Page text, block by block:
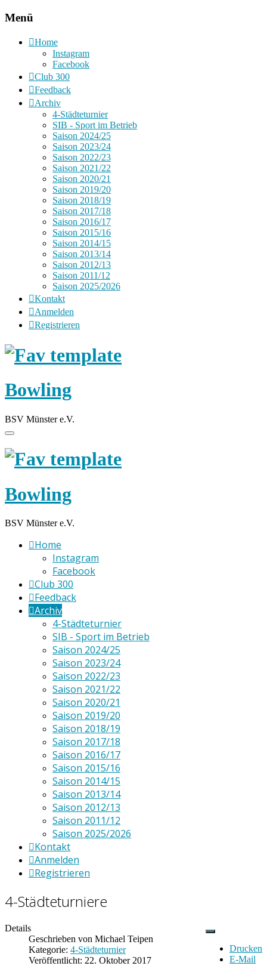
Menü
Home
Instagram
Facebook
Club 300
Feedback
Archiv
4-Städteturnier
SIB - Sport im Betrieb
Saison 2024/25
Saison 2023/24
Saison 2022/23
Saison 2021/22
Saison 2020/21
Saison 2019/20
Saison 2018/19
Saison 2017/18
Saison 2016/17
Saison 2015/16
Saison 2014/15
Saison 2013/14
Saison 2012/13
Saison 2011/12
Saison 2025/2026
Kontakt
Anmelden
Registrieren
Bowling
BSV Münster e.V.
Bowling
BSV Münster e.V.
Home
Instagram
Facebook
Club 300
Feedback
Archiv
4-Städteturnier
SIB - Sport im Betrieb
Saison 2024/25
Saison 2023/24
Saison 2022/23
Saison 2021/22
Saison 2020/21
Saison 2019/20
Saison 2018/19
Saison 2017/18
Saison 2016/17
Saison 2015/16
Saison 2014/15
Saison 2013/14
Saison 2012/13
Saison 2011/12
Saison 2025/2026
Kontakt
Anmelden
Registrieren
4-Städteturniere
Drucken
E-Mail
Details
Geschrieben von Michael Teipen
Kategorie: 4-Städteturnier
Veröffentlicht: 22. Oktober 2017